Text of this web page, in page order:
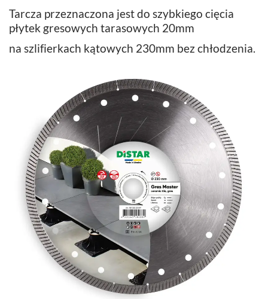
Tarcza przeznaczona jest do szybkiego cięcia
płytek gresowych tarasowych 20mm
na szlifierkach kątowych 230mm bez chłodzenia.